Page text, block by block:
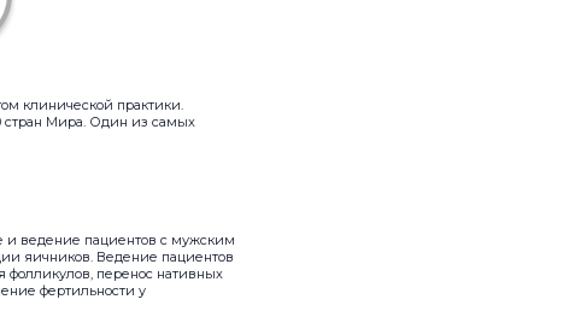
клинической практики.
стран Мира. Один из самых
и ведение пациентов с мужским
яичников. Ведение пациентов
фолликулов, перенос нативных
фертильности у